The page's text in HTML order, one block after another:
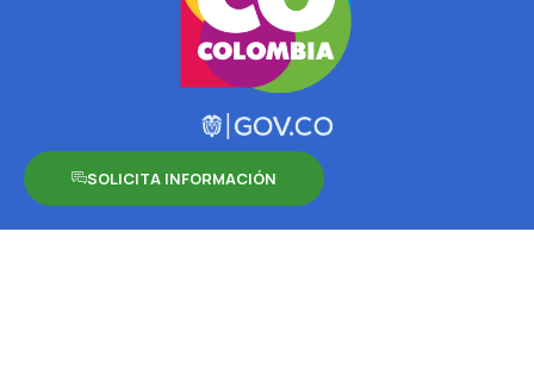
SOLICITA INFORMACIÓN